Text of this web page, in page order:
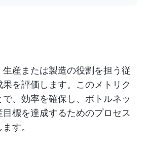
産または製造の役割を担う従
を評価します。このメトリク
で、効率を確保し、ボトルネッ
標を達成するためのプロセス
す。